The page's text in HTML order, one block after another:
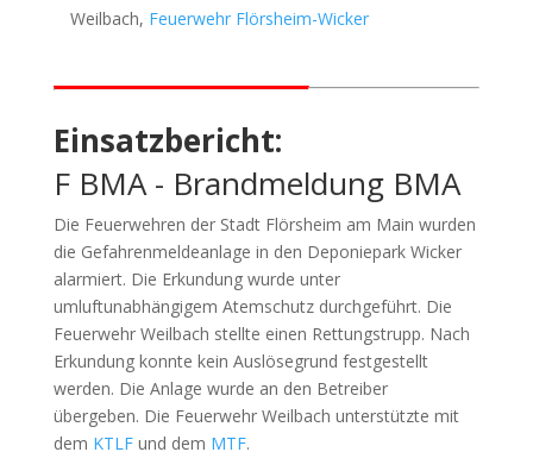
Weilbach, Feuerwehr Flörsheim-Wicker
Einsatzbericht:
F BMA - Brandmeldung BMA
Die Feuerwehren der Stadt Flörsheim am Main wurden
die Gefahrenmeldeanlage in den Deponiepark Wicker
alarmiert. Die Erkundung wurde unter
umluftunabhängigem Atemschutz durchgeführt. Die
Feuerwehr Weilbach stellte einen Rettungstrupp. Nach
Erkundung konnte kein Auslösegrund festgestellt
werden. Die Anlage wurde an den Betreiber
übergeben. Die Feuerwehr Weilbach unterstützte mit
dem KTLFund dem MTF.